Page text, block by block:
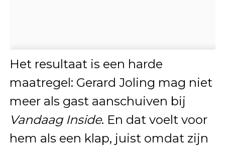
Het resultaat is een harde
maatregel: Gerard Joling mag niet
meer als gast aanschuiven bij
Vandaag Inside. En dat voelt voor
hem als een klap, juist omdat zijn